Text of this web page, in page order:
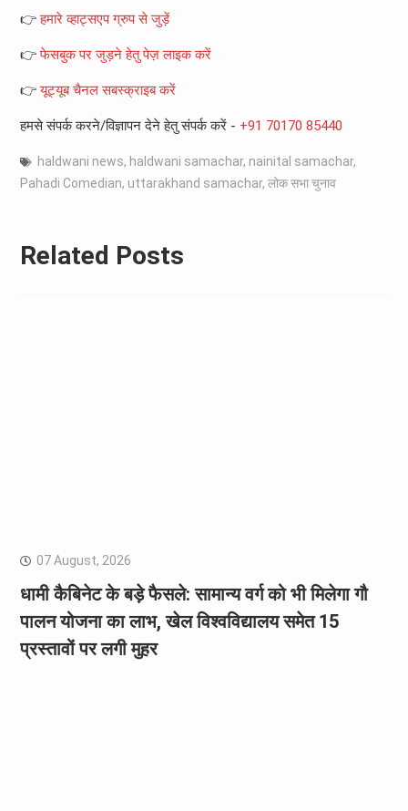
👉हमारे व्हाट्सएप ग्रुप से जुड़ें
👉फेसबुक पर जुड़ने हेतु पेज़ लाइक करें
👉यूट्यूब चैनल सबस्क्राइब करें
हमसे संपर्क करने/विज्ञापन देने हेतु संपर्क करें - +91 70170 85440
haldwani news, haldwani samachar, nainital samachar,
Pahadi Comedian, uttarakhand samachar, लोक सभा चुनाव
Related Posts
07 August, 2026
धामी कैबिनेट के बड़े फैसले: सामान्य वर्ग को भी मिलेगा गौ
पालन योजना का लाभ, खेल विश्वविद्यालय समेत 15
प्रस्तावों पर लगी मुहर